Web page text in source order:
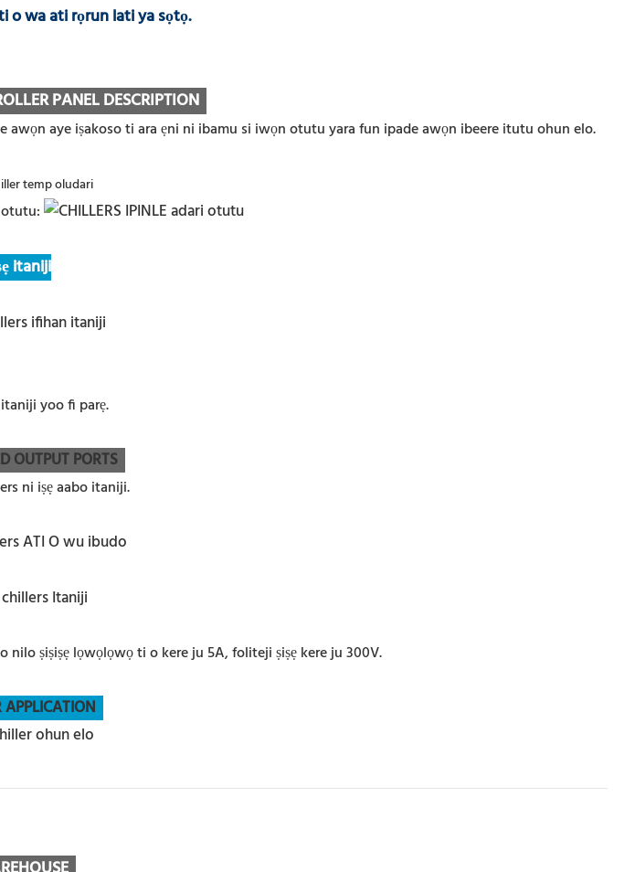
o wa ati rọrun lati ya sọtọ.
PANEL DESCRIPTION
aye iṣakoso ti ara ẹni ni ibamu si iwọn otutu yara fun ipade awọn ibeere itutu ohun elo.
itaniji
yoo fi parẹ.
OUTPUT PORTS
ni iṣẹ aabo itaniji.
ṣiṣiṣẹ lọwọlọwọ ti o kere ju 5A, foliteji ṣiṣẹ kere ju 300V.
APPLICATION